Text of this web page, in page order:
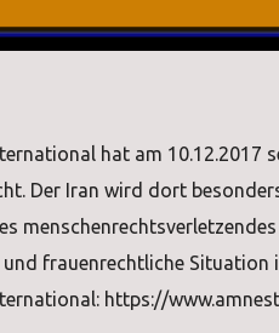
hat am 10.12.2017
Der Iran wird dort
und frauenrechtliche
https://